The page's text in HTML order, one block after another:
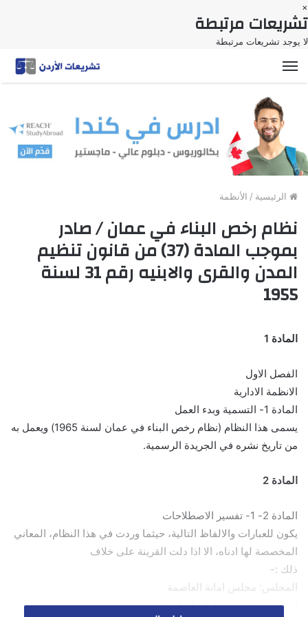
×
تشريعات مرتبطة
لا يوجد تشريعات مرتبطة
القائمة
الرئيسية / الأنظمة
نظام رخص البناء في عمان / صادر
بموجب المادة (37) من قانون تنظيم
المدن والقرى والابنيه رقم 31 لسنة
1955
المادة 1
الفصل الاول
الانظمة الادارية
المادة 1- التسمية وبدء العمل
يسمى هذا النظام (نظام رخص البناء في عمان لسنة 1965) ويعمل به
من تاريخ نشره في الجريدة الرسمية.
المادة 2
المادة 2- 1- تفسير الاصطلاحات
يكون للعبارات والالفاظ التالية، حيثما وردت في هذا النظام، المعاني
المخصصة لها ادناه، الا اذا دلت القرينة على خلاف
ذلك :-
المجلس: مجلس امانة العاصمة
المهندس : مهندس امانة العاصمة